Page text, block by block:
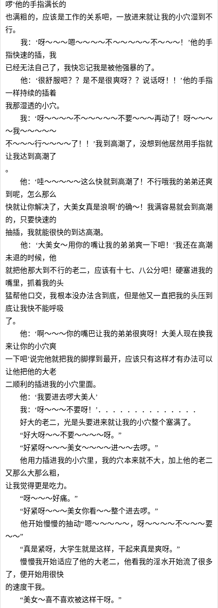
啰’他的手指满长的
也满粗的，应该是工作的关系吧，一放进来就让我的小穴湿到不
行。
我：‘呀～～～嗯～～～～不～～～～～不～～～！’他的手
指快速的插，我
已经无法自己了，我快忘记我是被他强暴的了。
他：‘很舒服吧？？是不是很爽呀？？说话呀！！’他的手指
一样持续的插着
我那湿透的小穴。
我：‘呀～～～～不～～～～～不要～～～再动了！呀～～～
～我～～～～～
不～～～行～～～～了！！’我到高潮了，没想到他居然用手指就
让我达到高潮了
。
他：‘哇～～～～～这么快就到高潮了！不行哦我的弟弟还爽
到呢，怎么那么
快就让你解决了，大美女真是浪啊’的确～！我满容易就会到高潮
的，只要快速的
抽插，我就能很快的到达高潮。
他：‘大美女～用你的嘴让我的弟弟爽一下吧！’我还在高潮
未退的时候，他
就把他那大到不行的老二，应该有十七、八公分吧！硬塞进我的
嘴里，抓着我的头
猛帮他口交，我根本没办法含到底，但是他又一直把我的头压到
底让我快不能呼吸
了。
他：‘啊～～～你的嘴巴让我的弟弟很爽呀！大美人现在换我
来让你的小穴爽
一下吧’说完他就把我的脚撑到最开，应该只有这样才有办法可以
让他把他的大老
二顺利的插进我的小穴里面。
他：‘我要进去啰大美人’
我：‘呀～～～不要呀！’．．．．．．．．．．．．．．
好大的老二，光是头要进来就让我的小穴整个塞满了。
“好大呀～～不要～～～～呀。”
“好紧呀～～～美女～～～～进～～去啰。”
他用力插进我的小穴里，我的穴本来就不大，加上他的老二
又那么大那么粗，
让我觉得更是吃力。
“呀～～～好痛。”
“好紧呀～～～美女你看～～整个进去啰。”
他开始慢慢的抽动“嗯～～～～～，呀～～～～不～～～要
～～”
“真是紧呀，大学生就是这样，干起来真是爽呀。”
慢慢我开始适应了他的大老二，他看我的淫水开始流了很多
了，便开始用很快
的速度干我。
“美女～喜不喜欢被这样干呀。”